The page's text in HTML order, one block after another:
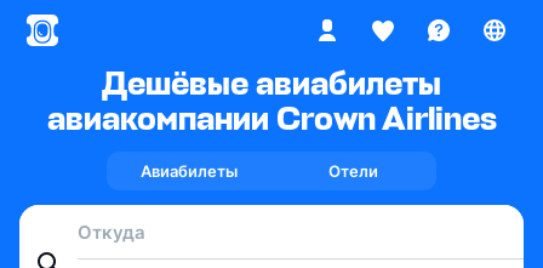
Дешёвые авиабилеты
авиакомпании Crown Airlines
Авиабилеты Отели